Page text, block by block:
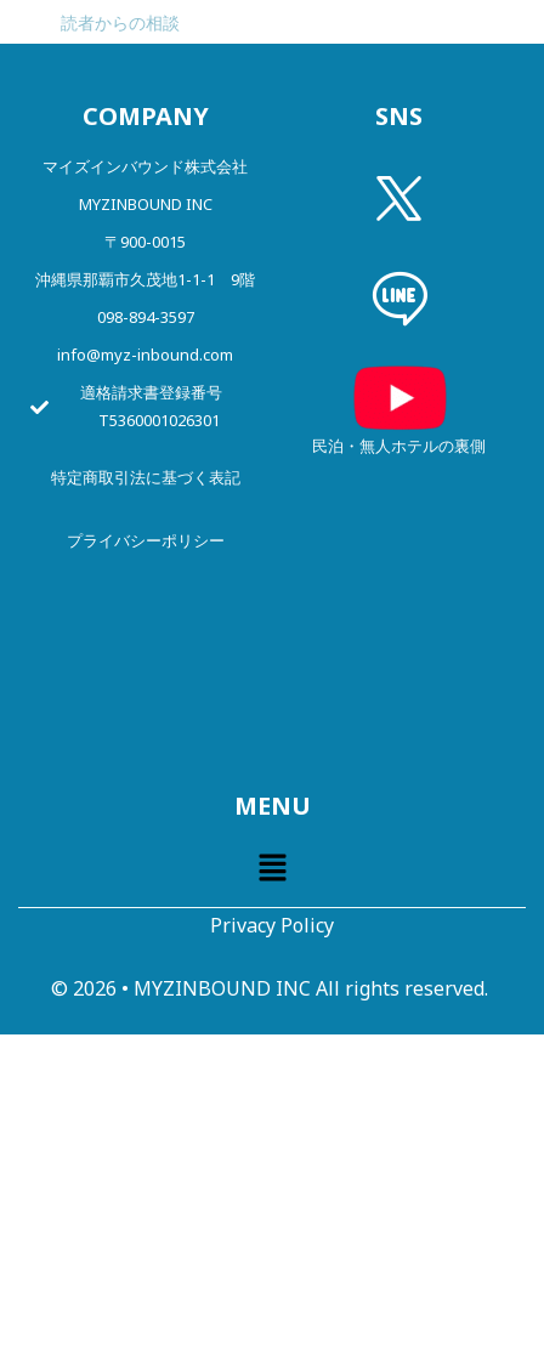
読者からの相談
COMPANY
マイズインバウンド株式会社
MYZINBOUND INC
〒900-0015
沖縄県那覇市久茂地1-1-1 9階
098-894-3597
info@myz-inbound.com
適格請求書登録番号
T5360001026301
特定商取引法に基づく表記
プライバシーポリシー
SNS
民泊・無人ホテルの裏側
MENU
Privacy Policy
© 2026 • MYZINBOUND INC All rights reserved.